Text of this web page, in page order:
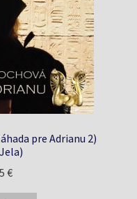
pre Adrianu 2)
€Aktuálna
cena